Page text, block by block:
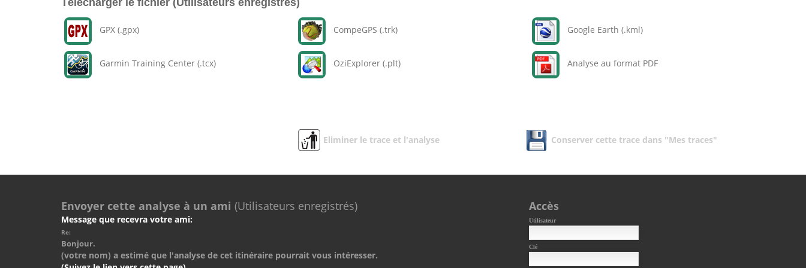
Télécharger le fichier (Utilisateurs enregistrés)
GPX (.gpx)
Garmin Training Center (.tcx)
CompeGPS (.trk)
OziExplorer (.plt)
Google Earth (.kml)
Analyse au format PDF
Eliminer le trace et l'analyse Conserver cette trace dans "Mes traces"
Envoyer cette analyse à un ami (Utilisateurs enregistrés)
Message que recevra votre ami:
Re:
Bonjour.
(votre nom) a estimé que l'analyse de cet itinéraire pourrait vous intéresser.
Accès
Utilisateur
Clé